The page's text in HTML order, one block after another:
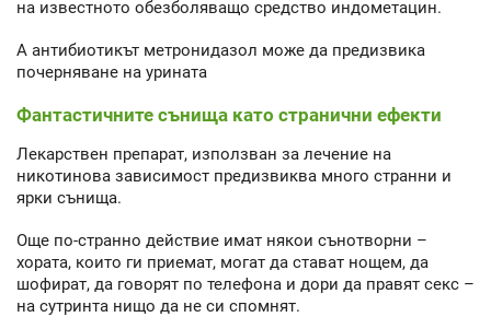
на известното обезболяващо средство индометацин.
А антибиотикът метронидазол може да предизвика
почерняване на урината
Фантастичните сънища като странични ефекти
Лекарствен препарат, използван за лечение на
никотинова зависимост предизвиква много странни и
ярки сънища.
Още по-странно действие имат някои сънотворни –
хората, които ги приемат, могат да стават нощем, да
шофират, да говорят по телефона и дори да правят секс –
на сутринта нищо да не си спомнят.